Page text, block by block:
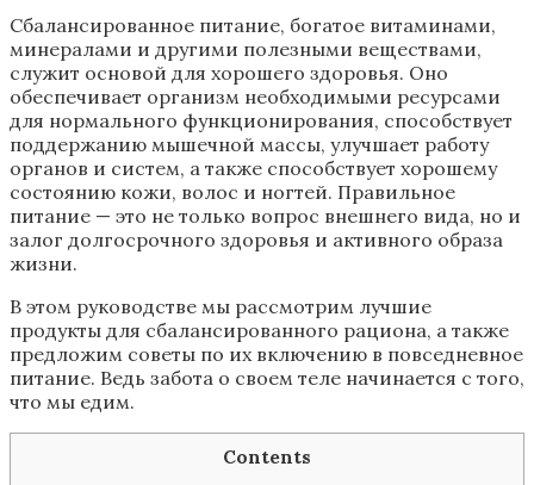
Сбалансированное питание, богатое витаминами,
минералами и другими полезными веществами,
служит основой для хорошего здоровья. Оно
обеспечивает организм необходимыми ресурсами
для нормального функционирования, способствует
поддержанию мышечной массы, улучшает работу
органов и систем, а также способствует хорошему
состоянию кожи, волос и ногтей. Правильное
питание — это не только вопрос внешнего вида, но и
залог долгосрочного здоровья и активного образа
жизни.
В этом руководстве мы рассмотрим лучшие
продукты для сбалансированного рациона, а также
предложим советы по их включению в повседневное
питание. Ведь забота о своем теле начинается с того,
что мы едим.
Contents